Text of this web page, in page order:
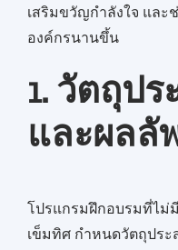
เสริมขวัญกำลังใจ แล
องค์กรนานขึ้น
1. วัตถุป
และผลลั
โปรแกรมฝึกอบรมที่ไม่
เข็มทิศ กำหนดวัตถุประ